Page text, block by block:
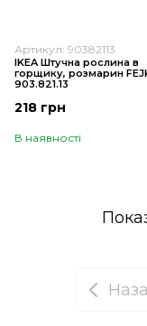
Артикул: 90382113
IKEA Штучна рослина в
горщику, розмарин
903.821.13
218 грн
В наявності